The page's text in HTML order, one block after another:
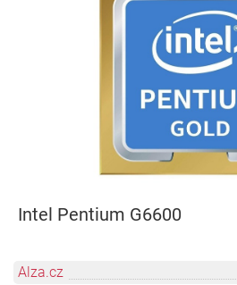
Intel Pentium G6600
Alza.cz